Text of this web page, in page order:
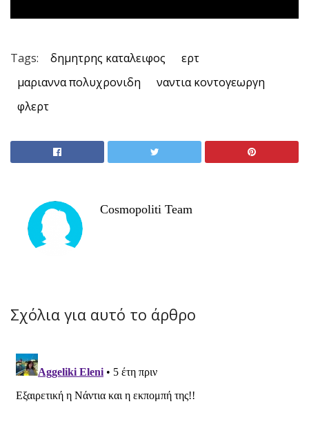
Tags: δημητρης καταλειφος
ερτ
μαριαννα πολυχρονιδη
ναντια κοντογεωργη
φλερτ
Cosmopoliti Team
Σχόλια για αυτό το άρθρο